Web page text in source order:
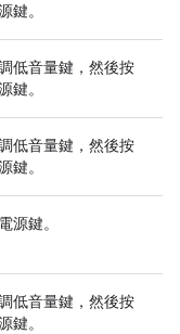
鍵。
低音量鍵，然後按
鍵。
低音量鍵，然後按
鍵。
電源鍵。
低音量鍵，然後按
鍵。